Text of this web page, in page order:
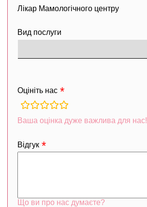
Лікар Мамологічного центру
Вид послуги
Оцініть нас
rating
fields
Ваша оцінка дуже важлива для нас!
Відгук
Що ви про нас думаєте?